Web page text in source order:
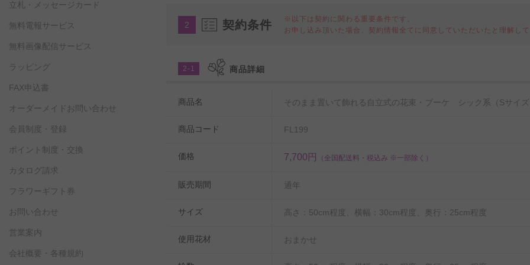
2 契約条件
※以下は契約に関わる重要条件です。
お申し込み頂いた場合、契約情報全てに同意していただいたと理解し
2-1 商品詳細
商品名 そのまま置いて飾れる自立式の花束・ブーケ シック系（Sサイズ
商品コード FL199
価格 7,700円 （全国配送料・税込み ※一部除く）
販売期間 通年
サイズ 高さ：50cm程度、横幅：30cm程度、奥行：25cm程度
使用花材 おまかせ
立札・メッセージカード
無料電報サービス
無料画像配信サービス
ラッピング
FAX申込書
オーダーメイドお問い合わせ
会員制度・登録
ポイント制度・交換
カタログ請求
フラワーギフト券
お問い合わせ
営業案内
会社概要・各種規約